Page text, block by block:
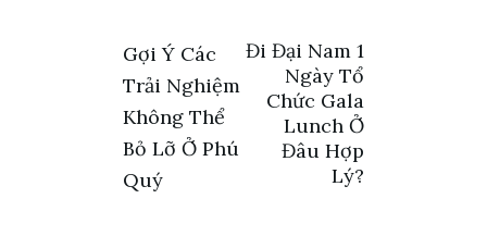
Điều
hướng
bài
viết
Gợi Ý Các
Trải Nghiệm
Không Thể
Bỏ Lỡ Ở Phú
Quý
Đi Đại Nam 1
Ngày Tổ
Chức Gala
Lunch Ở
Đâu Hợp
Lý?